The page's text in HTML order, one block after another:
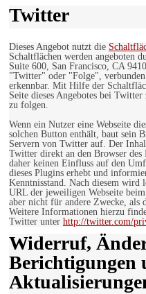
Twitter
Dieses Angebot nutzt die
Schaltflächen werden angeboten
Suite 600, San Francisco, CA
"Twitter" oder "Folge",
erkennbar. Mit Hilfe der
Seite dieses Angebotes bei
zu folgen.
Wenn ein Nutzer eine Webseite
solchen Button enthält, baut sein
Servern von Twitter auf. Der
Twitter direkt an den Browser
daher keinen Einfluss auf den
dieses Plugins erhebt und
Kenntnisstand. Nach diesem wird
URL der jeweiligen Webseite
aber nicht für andere Zwecke, als
Weitere Informationen hierzu
Twitter unter http://twitter.com/
Widerruf,
Berichtigungen